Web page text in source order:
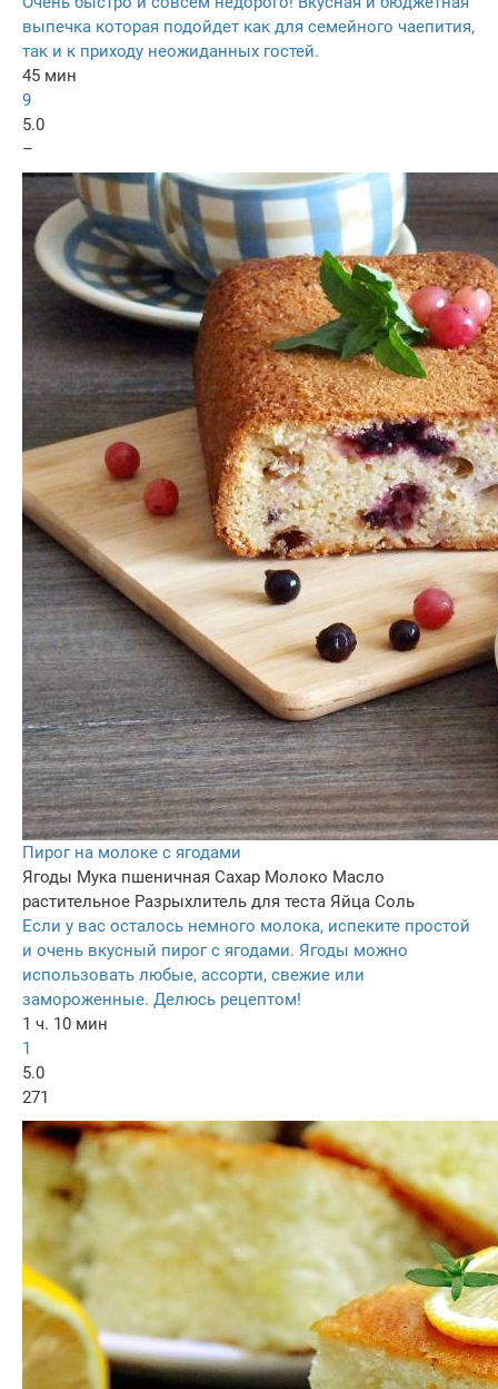
выпечка которая подойдет как для семейного чаепития,
так и к приходу неожиданных гостей.
45 мин
9
5.0
–
Пирог на молоке с ягодами
Ягоды Мука пшеничная Сахар Молоко Масло
растительное Разрыхлитель для теста Яйца Соль
Если у вас осталось немного молока, испеките простой
и очень вкусный пирог с ягодами. Ягоды можно
использовать любые, ассорти, свежие или
замороженные. Делюсь рецептом!
1 ч. 10 мин
1
5.0
271